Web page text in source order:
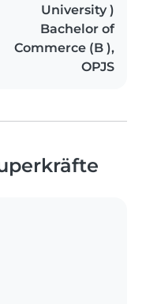
University )
Bachelor of
Commerce (B ),
OPJS